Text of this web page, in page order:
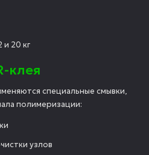
и 20 кг
клея
специальные смывки,
полимеризации:
узлов